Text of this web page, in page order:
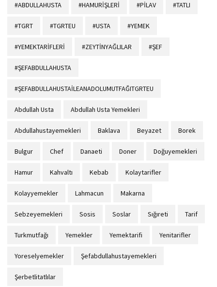
#ABDULLAHUSTA #HAMURİŞLERİ #PİLAV #TATLI
#TGRT #TGRTEU #USTA #YEMEK
#YEMEKTARİFLERİ #ZEYTİNYAĞLILAR #ŞEF
#ŞEFABDULLAHUSTA
#ŞEFABDULLAHUSTAİLEANADOLUMUTFAĞITGRTEU
Abdullah Usta Abdullah Usta Yemekleri
Abdullahustayemekleri Baklava Beyazet Borek
Bulgur Chef Danaeti Doner Doğuyemekleri
Hamur Kahvaltı Kebab Kolaytarifler
Kolayyemekler Lahmacun Makarna
Sebzeyemekleri Sosis Soslar Sığıreti Tarif
Turkmutfağı Yemekler Yemektarifi Yenitarifler
Yoreselyemekler Şefabdullahustayemekleri
Şerbetlitatlılar